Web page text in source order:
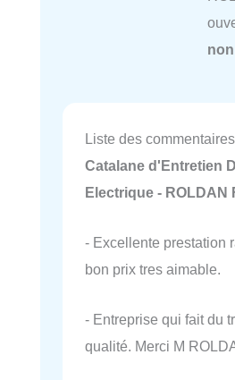
Liste des commentaires
Catalane d'Entretien
Electrique - ROLDAN
- Excellente prestation
bon prix tres aimable.
- Entreprise qui fait du
qualité. Merci M